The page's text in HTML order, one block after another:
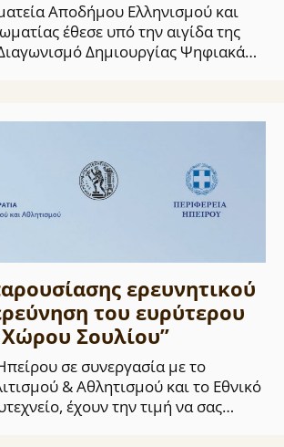
Αποδήμου Ελληνισμού και
έθεσε υπό την αιγίδα της
Δημιουργίας Ψηφιακά…
ερευνητικού
του ευρύτερου
Χώρου Σουλίου”
σε συνεργασία με το
& Αθλητισμού και το Εθνικό
έχουν την τιμή να σας…